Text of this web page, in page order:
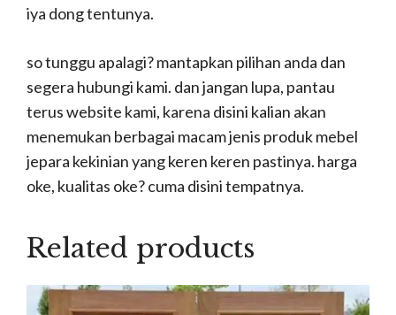
iya dong tentunya.
so tunggu apalagi? mantapkan pilihan anda dan
segera hubungi kami. dan jangan lupa, pantau
terus website kami, karena disini kalian akan
menemukan berbagai macam jenis produk mebel
jepara kekinian yang keren keren pastinya. harga
oke, kualitas oke? cuma disini tempatnya.
Related products